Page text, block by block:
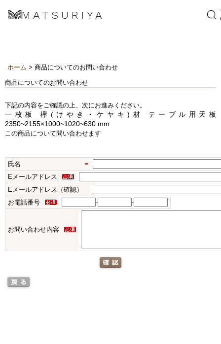
MATSURIYA
ホーム > 商品についてのお問い合わせ
商品についてのお問い合わせ
下記の内容をご確認の上、次にお進みください。
一枚板 欅(けやき・ケヤキ)材 テーブル用天板
2350~2155×1000~1020~630 mm
この商品について問い合わせます
氏名
Eメールアドレス
Eメールアドレス（確認）
お電話番号
- -
お問い合わせ内容